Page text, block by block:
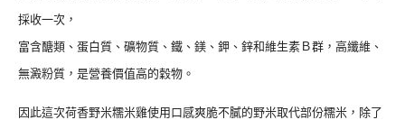
採收一次，
富含醣類、蛋白質、礦物質、鐵、鎂、鉀、鋅和維生素Ｂ群，高纖維、
無澱粉質，是營養價值高的穀物。
因此這次荷香野米糯米雞使用口感爽脆不膩的野米取代部份糯米，除了